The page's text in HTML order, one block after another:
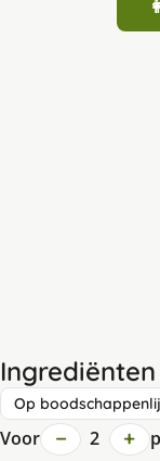
Ingrediënten
Op
Voor − 2 +